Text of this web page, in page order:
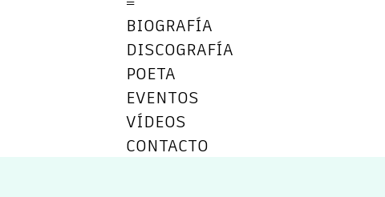
BIOGRAFÍA
DISCOGRAFÍA
POETA
EVENTOS
VÍDEOS
CONTACTO